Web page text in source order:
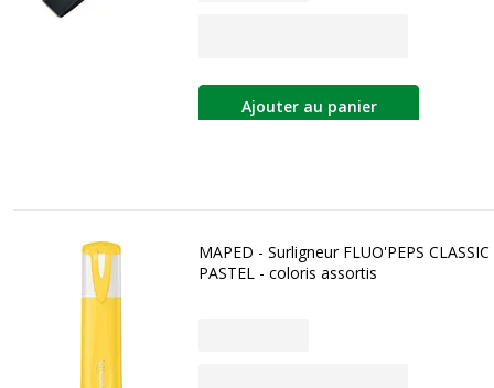
Ajouter au panier
MAPED - Surligneur FLUO'PEPS CLASSIC
PASTEL - coloris assortis